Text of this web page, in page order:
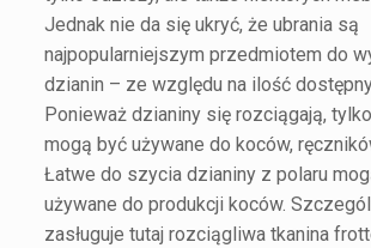
Jednak nie da się ukryć, że ubrania są
najpopularniejszym przedmiotem do
dzianin – ze względu na ilość
Ponieważ dzianiny się rozciągają,
mogą być używane do koców,
Łatwe do szycia dzianiny z polaru
używane do produkcji koców.
zasługuje tutaj rozciągliwa tkanina